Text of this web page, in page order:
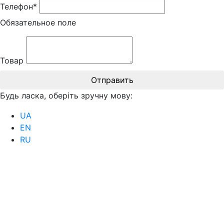
Телефон*
Обязательное поле
Товар
Отправить
Будь ласка, оберіть зручну мову:
UA
EN
RU